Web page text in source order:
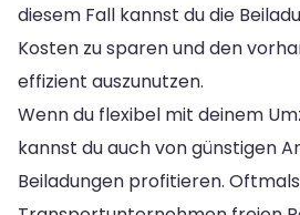
diesem Fall kannst du die
Kosten zu sparen und den
effizient auszunutzen.
Wenn du flexibel mit deinem
kannst du auch von günstigen
Beiladungen profitieren.